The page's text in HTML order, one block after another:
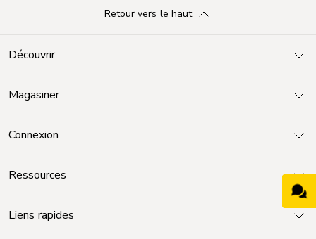
Découvrir
Magasiner
Connexion
Ressources
Liens rapides
Retour vers le haut